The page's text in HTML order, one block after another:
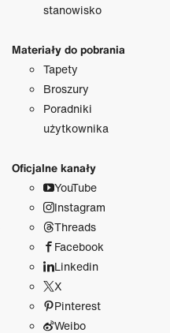
stanowisko
Materiały do pobrania
Tapety
Broszury
Poradniki
użytkownika
Oficjalne kanały
YouTube
Instagram
Threads
Facebook
Linkedin
X
Pinterest
Weibo